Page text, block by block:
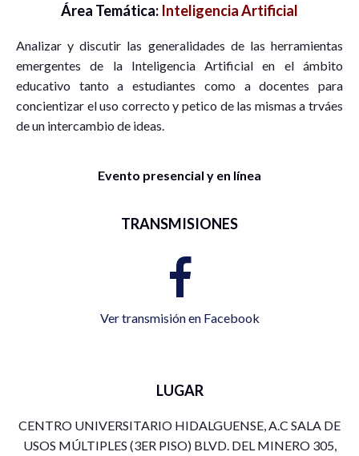
Área Temática: Inteligencia Artificial
Analizar y discutir las generalidades de las herramientas
emergentes de la Inteligencia Artificial en el ámbito
educativo tanto a estudiantes como a docentes para
concientizar el uso correcto y petico de las mismas a trváes
de un intercambio de ideas.
Evento presencial y en línea
TRANSMISIONES
Ver transmisión en Facebook
LUGAR
CENTRO UNIVERSITARIO HIDALGUENSE, A.C SALA DE
USOS MÚLTIPLES (3ER PISO) BLVD. DEL MINERO 305,